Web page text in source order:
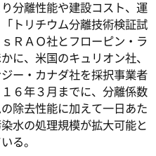
分離性能や建設コスト、運
トリチウム分離技術検証試
ＲＡＯ社とフローピン・ラ
に、米国のキュリオン社、
ー・カナダ社を採択事業者
６年３月までに、分離係数
除去性能に加えて一日あた
水の処理規模が拡大可能と
いる。